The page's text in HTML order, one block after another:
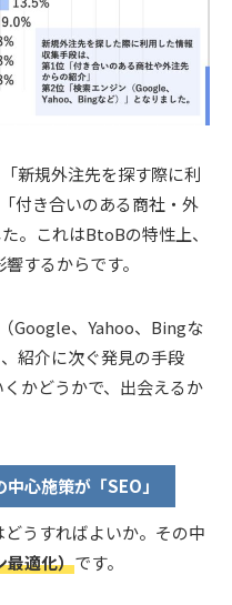
新規外注先を探す際に利
付き合いのある商社・外
。これはBtoBの特性上、
するからです。
Google、Yahoo、Bingな
紹介に次ぐ発見の手段
かどうかで、出会えるか
心施策が「SEO」
うすればよいか。その中
最適化）です。